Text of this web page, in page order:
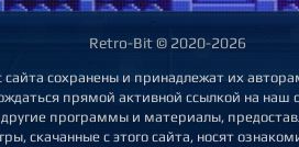
Retro-Bit © 2020-2026
сайта сохранены и принадлежат их
прямой активной ссылкой на наш
программы и материалы,
скачанные с этого сайта, носят